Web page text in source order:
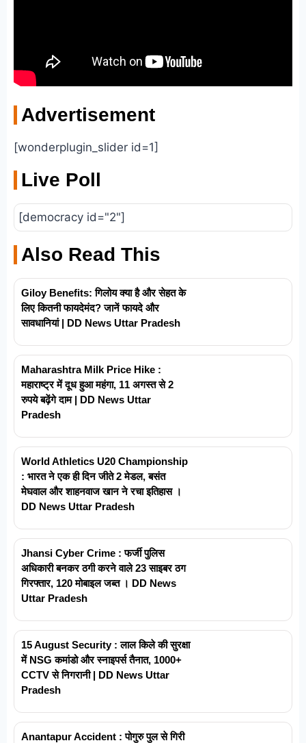
Advertisement
[wonderplugin_slider id=1]
Live Poll
[democracy id="2"]
Also Read This
Giloy Benefits: गिलोय क्या है और सेहत के
लिए कितनी फायदेमंद? जानें फायदे और
सावधानियां | DD News Uttar Pradesh
Maharashtra Milk Price Hike :
महाराष्ट्र में दूध हुआ महंगा, 11 अगस्त से 2
रुपये बढ़ेंगे दाम | DD News Uttar
Pradesh
World Athletics U20 Championship
: भारत ने एक ही दिन जीते 2 मेडल, बसंत
मेघवाल और शाहनवाज खान ने रचा इतिहास ।
DD News Uttar Pradesh
Jhansi Cyber Crime : फर्जी पुलिस
अधिकारी बनकर ठगी करने वाले 23 साइबर ठग
गिरफ्तार, 120 मोबाइल जब्त । DD News
Uttar Pradesh
15 August Security : लाल किले की सुरक्षा
में NSG कमांडो और स्नाइपर्स तैनात, 1000+
CCTV से निगरानी | DD News Uttar
Pradesh
Anantapur Accident : पोगुरु पुल से गिरी